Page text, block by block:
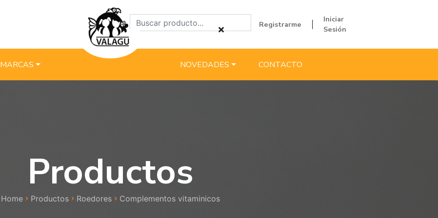
Registrarme
Iniciar
Sesión
MARCAS NOVEDADES CONTACTO
Productos
Home Productos Roedores Complementos vitaminicos